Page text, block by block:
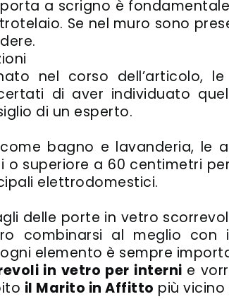
a scrigno è
Se nel muro sono
nel corso dell’articolo, le
di aver individuato
di un esperto.
bagno e lavanderia, le
o superiore a 60 centimetri
elettrodomestici.
delle porte in vetro
combinarsi al meglio con
elemento è sempre
in vetro per interni e
il Marito in Affitto più